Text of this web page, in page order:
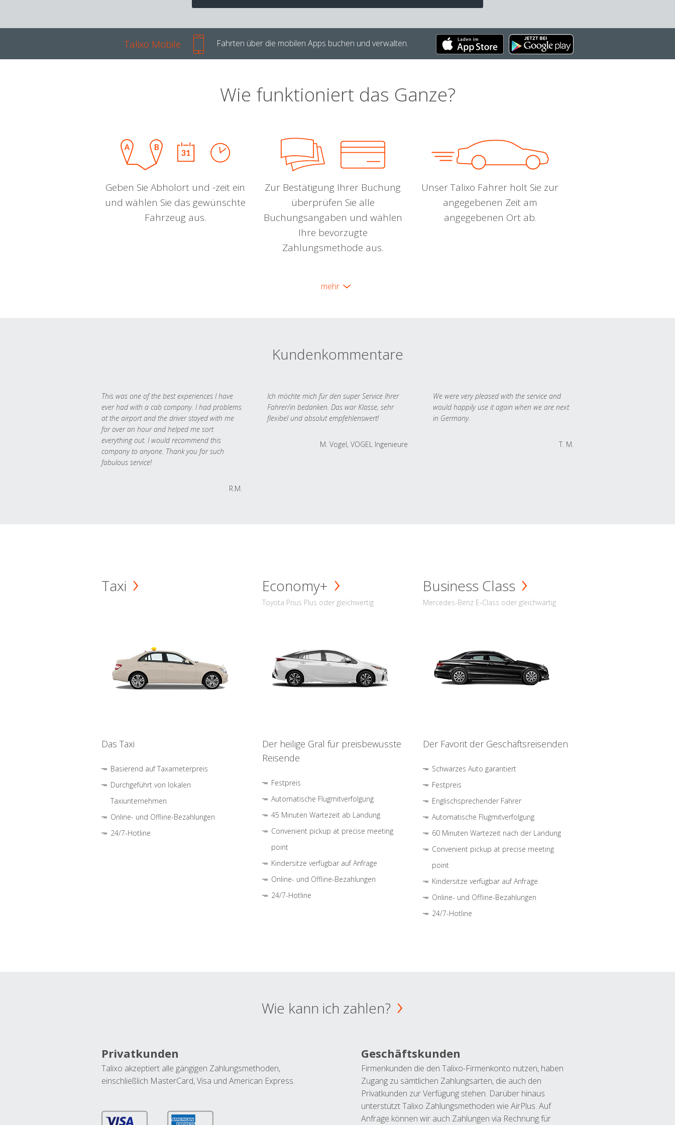
Talixo Mobile Fahrten über die mobilen Apps buchen und verwalten.
Wie funktioniert das Ganze?
Geben Sie Abholort und -zeit ein
und wählen Sie das gewünschte
Fahrzeug aus.
Zur Bestätigung Ihrer Buchung
überprüfen Sie alle
Buchungsangaben und wählen
Ihre bevorzugte
Zahlungsmethode aus.
Unser Talixo Fahrer holt Sie zur
angegebenen Zeit am
angegebenen Ort ab.
mehr
Kundenkommentare
This was one of the best experiences I have
ever had with a cab company. I had problems
at the airport and the driver stayed with me
for over an hour and helped me sort
everything out. I would recommend this
company to anyone. Thank you for such
fabulous service!
R.M.
Ich möchte mich für den super Service Ihrer
Fahrer/in bedanken. Das war Klasse, sehr
flexibel und absolut empfehlenswert!
M. Vogel, VOGEL Ingenieure
We were very pleased with the service and
would happily use it again when we are next
in Germany.
T. M.
Taxi
Das Taxi
Basierend auf Taxameterpreis
Durchgeführt von lokalen
Taxiunternehmen
Online- und Offline-Bezahlungen
24/7-Hotline
Economy+
Toyota Prius Plus oder gleichwertig
Der heilige Gral für preisbewusste
Reisende
Festpreis
Automatische Flugmitverfolgung
45 Minuten Wartezeit ab Landung
Convenient pickup at precise meeting
point
Kindersitze verfügbar auf Anfrage
Online- und Offline-Bezahlungen
24/7-Hotline
Business Class
Mercedes-Benz E-Class oder gleichwärtig
Der Favorit der Geschäftsreisenden
Schwarzes Auto garantiert
Festpreis
Englischsprechender Fahrer
Automatische Flugmitverfolgung
60 Minuten Wartezeit nach der Landung
Convenient pickup at precise meeting
point
Kindersitze verfügbar auf Anfrage
Online- und Offline-Bezahlungen
24/7-Hotline
Wie kann ich zahlen?
Privatkunden
Talixo akzeptiert alle gängigen Zahlungsmethoden,
einschließlich MasterCard, Visa und American Express.
Geschäftskunden
Firmenkunden die den Talixo-Firmenkonto nutzen, haben
Zugang zu sämtlichen Zahlungsarten, die auch den
Privatkunden zur Verfügung stehen. Darüber hinaus
unterstützt Talixo Zahlungsmethoden wie AirPlus. Auf
Anfrage können wir auch Zahlungen via Rechnung für